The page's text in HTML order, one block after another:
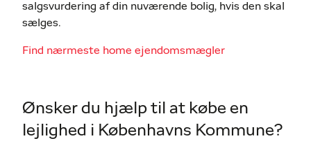
salgsvurdering af din nuværende bolig, hvis den skal
sælges.
Find nærmeste home ejendomsmægler
Ønsker du hjælp til at købe en
lejlighed i Københavns Kommune?